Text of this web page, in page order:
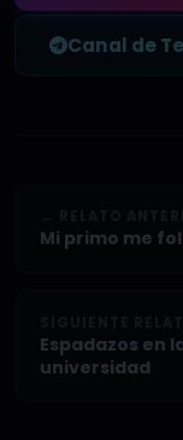
Canal de
Mi primo me
Espadazos en
universidad